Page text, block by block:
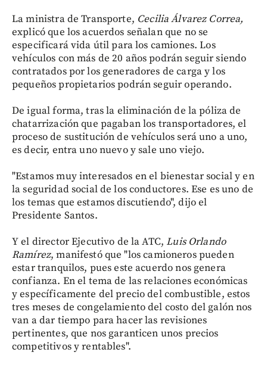
La ministra de Transporte, Cecilia Álvarez Correa,
explicó que los acuerdos señalan que no se
especificará vida útil para los camiones. Los
vehículos con más de 20 años podrán seguir siendo
contratados por los generadores de carga y los
pequeños propietarios podrán seguir operando.
De igual forma, tras la eliminación de la póliza de
chatarrización que pagaban los transportadores, el
proceso de sustitución de vehículos será uno a uno,
es decir, entra uno nuevo y sale uno viejo.
"Estamos muy interesados en el bienestar social y en
la seguridad social de los conductores. Ese es uno de
los temas que estamos discutiendo", dijo el
Presidente Santos.
Y el director Ejecutivo de la ATC,Luis Orlando
Ramírez, manifestó que "los camioneros pueden
estar tranquilos, pues este acuerdo nos genera
confianza. En el tema de las relaciones económicas
y específicamente del precio del combustible, estos
tres meses de congelamiento del costo del galón nos
van a dar tiempo para hacer las revisiones
pertinentes, que nos garanticen unos precios
competitivos y rentables".